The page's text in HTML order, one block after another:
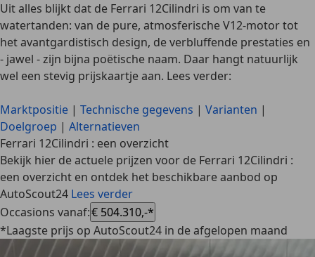
Uit alles blijkt dat de Ferrari 12Cilindri is om van te
watertanden: van de pure, atmosferische V12-motor tot
het avantgardistisch design, de verbluffende prestaties en
- jawel - zijn bijna poëtische naam. Daar hangt natuurlijk
wel een stevig prijskaartje aan. Lees verder:
Marktpositie | Technische gegevens | Varianten |
Doelgroep | Alternatieven
Ferrari 12Cilindri : een overzicht
Bekijk hier de actuele prijzen voor de Ferrari 12Cilindri :
een overzicht en ontdek het beschikbare aanbod op
AutoScout24 Lees verder
Occasions vanaf:€ 504.310,-*
*Laagste prijs op AutoScout24 in de afgelopen maand